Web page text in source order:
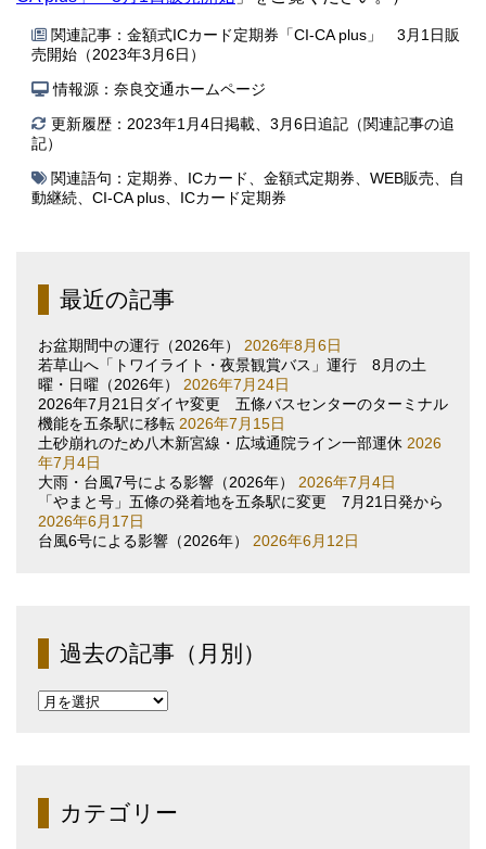
関連記事： 金額式ICカード定期券「CI-CA plus」 3月1日販
売開始（2023年3月6日）
情報源：奈良交通ホームページ
更新履歴：2023年1月4日掲載、3月6日追記（関連記事の追
記）
関連語句： 定期券 ICカード 金額式定期券 WEB販売
自
動継続
CI-CA plus ICカード定期券
最近の記事
お盆期間中の運行（2026年）
2026年8月6日
若草山へ「トワイライト・夜景観賞バス」運行 8月の土
曜・日曜（2026年）
2026年7月24日
2026年7月21日ダイヤ変更 五條バスセンターのターミナル
機能を五条駅に移転 2026年7月15日
土砂崩れのため八木新宮線・広域通院ライン一部運休 2026
年7月4日
大雨・台風7号による影響（2026年）
2026年7月4日
「やまと号」五條の発着地を五条駅に変更 7月21日発から
2026年6月17日
台風6号による影響（2026年）
2026年6月12日
過去の記事（月別）
過
（月
別）カテゴリー